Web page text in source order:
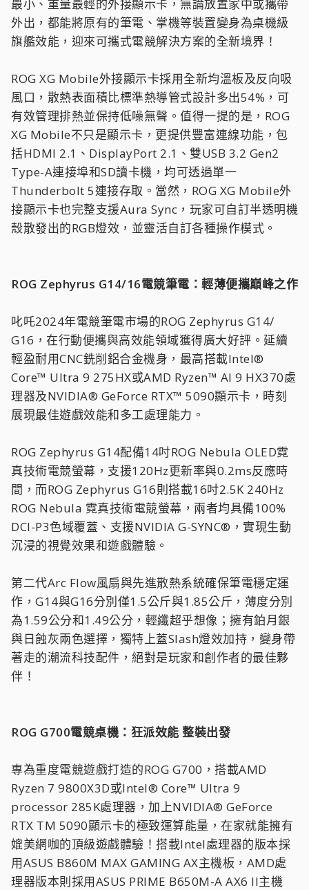
最小、重量最輕的外接顯示卡，無論放置家中或攜帶
外出，都能將原有的筆電、掌機等裝置變身為桌機級
旗艦效能，迎來可攜式電競解決方案的全新境界！
ROG XG Mobile外接顯示卡採用全新均溫板及反向吸
風口，散熱表面積比標準熱導管式設計多出54%，可
有效管理排熱並保持低噪無聲。值得一提的是，ROG
XG Mobile不只是顯示卡，更提供豐富連線功能，包
括HDMI 2.1、DisplayPort 2.1、雙USB 3.2 Gen2
Type-A連接埠和SD讀卡機，均可透過單一
Thunderbolt 5連接存取。當然，ROG XG Mobile外
接顯示卡也完整支援Aura Sync，玩家可自訂半透明機
殼散發出的RGB燈效，並靈活自訂各種操作模式。
ROG Zephyrus G14/16電競筆電：輕薄便攜巔峰之作
叱吒2024年電競筆電市場的ROG Zephyrus G14/
G16，在行動便攜與高效能領域獲得廣大好評。延續
輕盈耐用CNC銑削鋁合金機身，最高搭載Intel®
Core™ Ultra 9 275HX或AMD Ryzen™ AI 9 HX370處
理器及NVIDIA® GeForce RTX™ 5090顯示卡，時刻
展現最佳遊戲效能和多工處理能力。
ROG Zephyrus G14配備14吋ROG Nebula OLED霓
真技術電競螢幕，支援120Hz更新率與0.2ms反應時
間，而ROG Zephyrus G16則搭載16吋2.5K 240Hz
ROG Nebula 霓真技術電競螢幕，兩者均具備100%
DCI-P3色域覆蓋、支援NVIDIA G-SYNC®，實現生動
沉浸的視覺效果和遊戲體驗。
第二代Arc Flow風扇與先進散熱系統確保筆電穩定運
作，G14與G16分別僅1.5公斤與1.85公斤，薄度分別
為1.59公分和1.49公分，輕纖超乎想像；擁有鉑月銀
與日蝕灰兩色選擇，獨特上蓋Slash燈效加持，變身帶
著走的潮流科技配件，絕對是玩家和創作者的最佳夥
伴！
ROG G700電競桌機：狂派效能 整裝出發
專為重度電競遊戲打造的ROG G700，搭載AMD
Ryzen 7 9800X3D或Intel® Core™ Ultra 9
processor 285K處理器，加上NVIDIA® GeForce
RTX TM 5090顯示卡的極致運算能量，在家就能擁有
媲美網咖的頂級遊戲體驗！搭載Intel處理器的版本採
用ASUS B860M MAX GAMING AX主機板，AMD處
理器版本則採用ASUS PRIME B650M-A AX6 II主機